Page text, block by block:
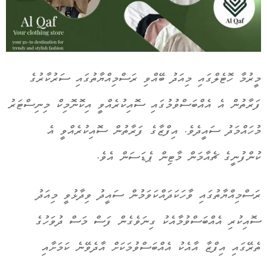
މީރުމާ ހޮޓެލްގައި މިއަދު ބޭއްވި ރަސްމިއްޔާތުގައި ސަރުކާރުގެ
ފަރާތުން އެ އެއްބަސްވުމުގައި ސޮއިކުރެއްވީ އިކޮނޮމިކް މިނިސްޓަރު
މުހައްމަދު ސައީދެވެ. އިފްޒާގެ ފަރާތުން ސޮއިކުރެއްވީ އެ
ކުންފުނީގެ ޗެއާމަން މާޓިން ޕެޑަސަން އެވެ.
ރަސްމިއްޔާތުގައި ވާހަކަދައްކަވަމުން ސައީދު ވިދާޅުވީ މިއަދު
ސޮއިކުރި އެއްބަސްވުމާއެކު ގިނަވެގެން ފަސް މަސް ދުވަހުގެ
ތެރޭގައި އިފްޒާ އާއެކު އެއްބަސްވުމަކަށް އާދެވޭނެ ކަމަށާއި